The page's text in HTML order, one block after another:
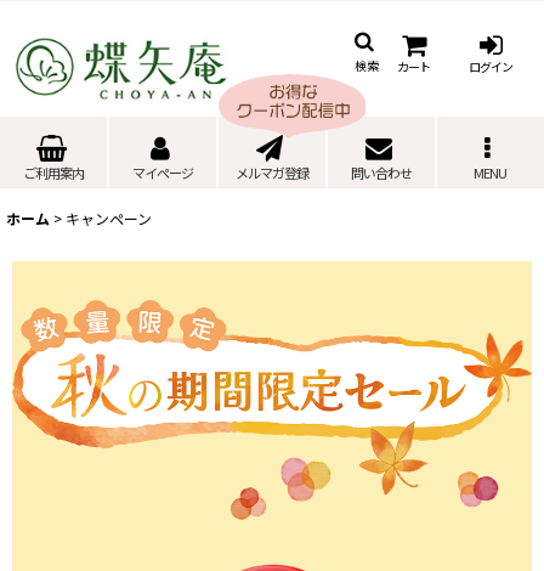
検索 カート ログイン
ご利用案内 マイページ メルマガ登録 問い合わせ MENU
ホーム > キャンペーン